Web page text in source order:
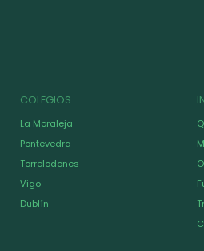
COLEGIOS
La Moraleja
Pontevedra
Torrelodones
Vigo
Dublín